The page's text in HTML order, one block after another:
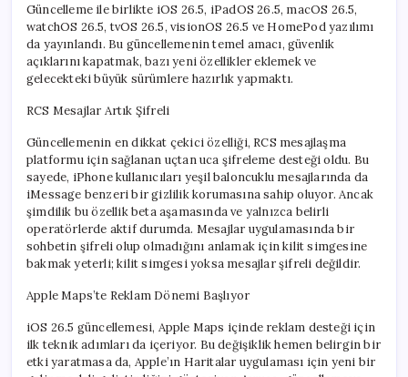
Güncelleme ile birlikte iOS 26.5, iPadOS 26.5, macOS 26.5,
watchOS 26.5, tvOS 26.5, visionOS 26.5 ve HomePod yazılımı
da yayınlandı. Bu güncellemenin temel amacı, güvenlik
açıklarını kapatmak, bazı yeni özellikler eklemek ve
gelecekteki büyük sürümlere hazırlık yapmaktı.
RCS Mesajlar Artık Şifreli
Güncellemenin en dikkat çekici özelliği, RCS mesajlaşma
platformu için sağlanan uçtan uca şifreleme desteği oldu. Bu
sayede, iPhone kullanıcıları yeşil baloncuklu mesajlarında da
iMessage benzeri bir gizlilik korumasına sahip oluyor. Ancak
şimdilik bu özellik beta aşamasında ve yalnızca belirli
operatörlerde aktif durumda. Mesajlar uygulamasında bir
sohbetin şifreli olup olmadığını anlamak için kilit simgesine
bakmak yeterli; kilit simgesi yoksa mesajlar şifreli değildir.
Apple Maps’te Reklam Dönemi Başlıyor
iOS 26.5 güncellemesi, Apple Maps içinde reklam desteği için
ilk teknik adımları da içeriyor. Bu değişiklik hemen belirgin bir
etki yaratmasa da, Apple’ın Haritalar uygulaması için yeni bir